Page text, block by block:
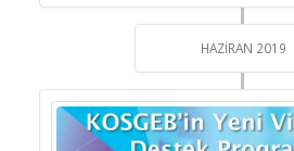
HAZIRAN 2019